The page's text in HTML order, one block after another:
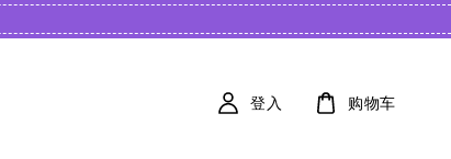
登入 购物车